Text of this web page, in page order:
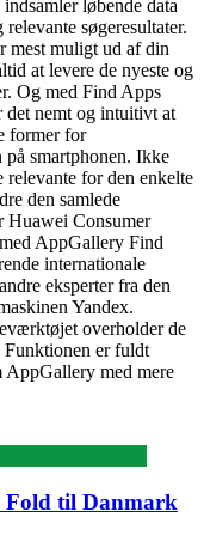
løbende data
søgeresultater.
mest muligt ud af din
at levere de nyeste og
Og med Find Apps
nemt og intuitivt at
former for
smartphonen. Ikke
relevante for den enkelte
den samlede
Huawei Consumer
AppGallery Find
internationale
eksperter fra den
Yandex.
overholder de
Funktionen er fuldt
med mere
Fold til Danmark